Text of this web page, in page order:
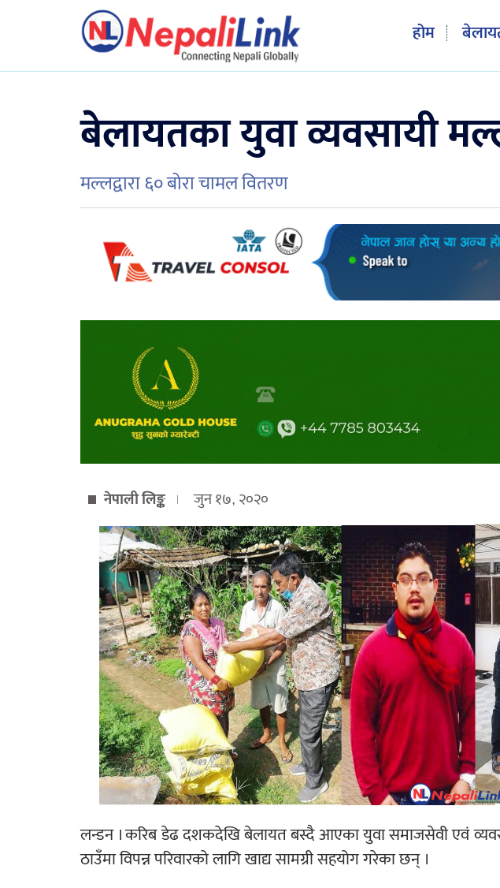
होम
बेलायतका युवा व्यवसायी
मल्लद्वारा ६० बोरा चामल वितरण
नेपाली लिङ्क जुन १७, २०२०
लन्डन । करिब डेढ दशकदेखि बेलायत बस्दै आएका युवा समाजसेवी एवं
ठाउँमा विपन्न परिवारको लागि खाद्य सामग्री सहयोग गरेका छन् ।